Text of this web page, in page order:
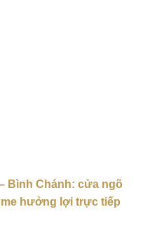
Bình Chánh: cửa ngõ
hưởng lợi trực tiếp